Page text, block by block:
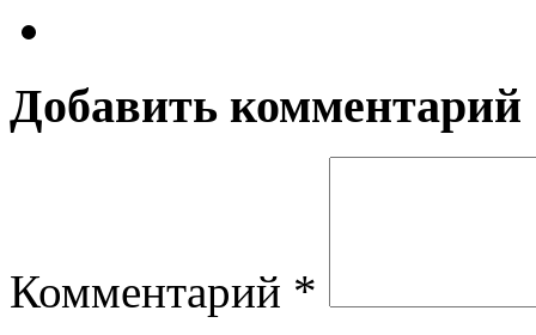
Добавить комментарий
Комментарий *